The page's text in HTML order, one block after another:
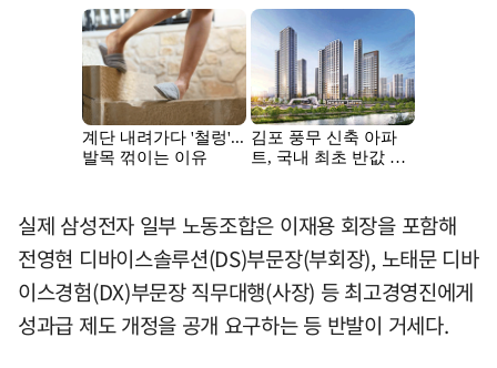
실제 삼성전자 일부 노동조합은 이재용 회장을 포함해
전영현 디바이스솔루션(DS)부문장(부회장), 노태문 디바
이스경험(DX)부문장 직무대행(사장) 등 최고경영진에게
성과급 제도 개정을 공개 요구하는 등 반발이 거세다.